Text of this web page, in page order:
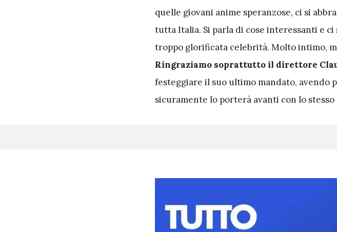
quelle giovani anime speranzose, ci si
tutta Italia. Si parla di cose interessanti e
troppo glorificata celebrità. Molto intimo,
Ringraziamo soprattutto il direttore
festeggiare il suo ultimo mandato, avendo
sicuramente lo porterà avanti con lo stesso